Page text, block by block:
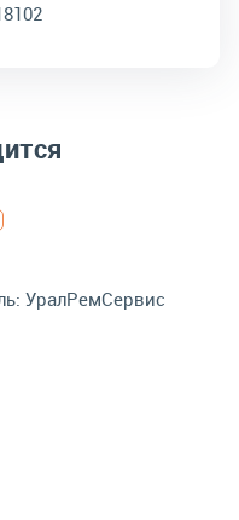
УралРемСервис